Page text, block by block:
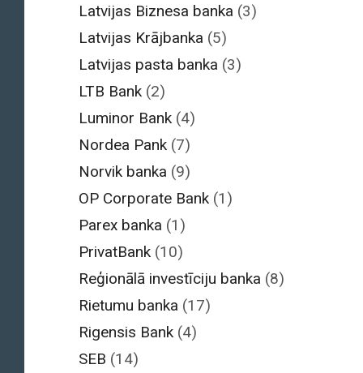
Latvijas Biznesa banka (3)
Latvijas Krājbanka (5)
Latvijas pasta banka (3)
LTB Bank (2)
Luminor Bank (4)
Nordea Pank (7)
Norvik banka (9)
OP Corporate Bank (1)
Parex banka (1)
PrivatBank (10)
Reģionālā investīciju banka (8)
Rietumu banka (17)
Rigensis Bank (4)
SEB (14)